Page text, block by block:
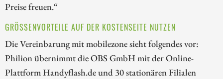
Preise freuen.“
GRÖSSENVORTEILE AUF DER KOSTENSEITE NUTZEN
Die Vereinbarung mit mobilezone sieht folgendes vor:
Philion übernimmt die OBS GmbH mit der Online-
Plattform Handyflash.de und 30 stationären Filialen